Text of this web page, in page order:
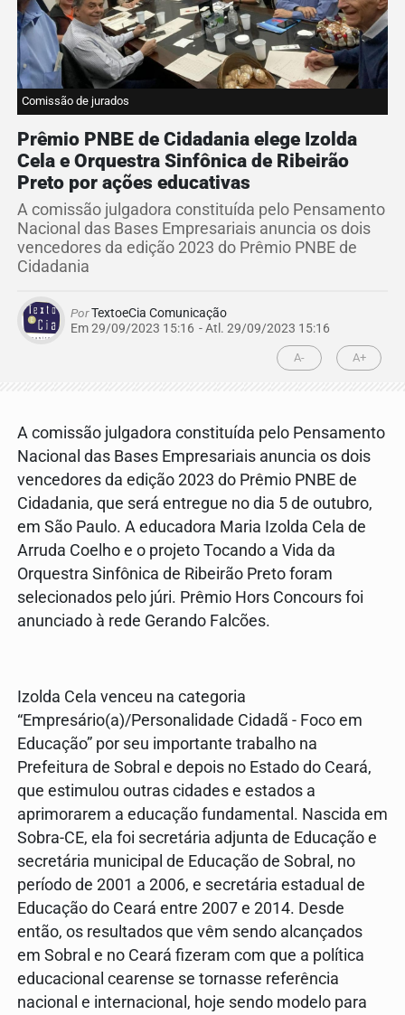
Comissão de jurados
Prêmio PNBE de Cidadania elege Izolda
Cela e Orquestra Sinfônica de Ribeirão
Preto por ações educativas
A comissão julgadora constituída pelo Pensamento
Nacional das Bases Empresariais anuncia os dois
vencedores da edição 2023 do Prêmio PNBE de
Cidadania
PorTextoeCia Comunicação
Em 29/09/2023 15:16 - Atl. 29/09/2023 15:16
A- A+
A comissão julgadora constituída pelo Pensamento
Nacional das Bases Empresariais anuncia os dois
vencedores da edição 2023 do Prêmio PNBE de
Cidadania, que será entregue no dia 5 de outubro,
em São Paulo. A educadora Maria Izolda Cela de
Arruda Coelho e o projeto Tocando a Vida da
Orquestra Sinfônica de Ribeirão Preto foram
selecionados pelo júri. Prêmio Hors Concours foi
anunciado à rede Gerando Falcões.
Izolda Cela venceu na categoria
“Empresário(a)/Personalidade Cidadã - Foco em
Educação” por seu importante trabalho na
Prefeitura de Sobral e depois no Estado do Ceará,
que estimulou outras cidades e estados a
aprimorarem a educação fundamental. Nascida em
Sobra-CE, ela foi secretária adjunta de Educação e
secretária municipal de Educação de Sobral, no
período de 2001 a 2006, e secretária estadual de
Educação do Ceará entre 2007 e 2014. Desde
então, os resultados que vêm sendo alcançados
em Sobral e no Ceará fizeram com que a política
educacional cearense se tornasse referência
nacional e internacional, hoje sendo modelo para